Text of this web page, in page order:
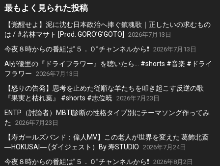
最もよく見られた投稿
【覚醒せよ】泥に沈む日本政治へ捧ぐ鎮魂歌｜正したいの求むもの
は / #若林マサト [Prod. GORO’G’GOTO]
2026年7月13日
今夜８時からの番組は”５．０”チャンネルから❗️ 2026年7月13日
AIが優里の『ドライフラワー』を聴いたら… #shorts #音楽 #ドライ
フラワー 2026年7月13日
【怒りの告発】思考を止めた従順な羊たちを叩き起こす反逆の歌
『果実と枯れ葉』 #shorts #志位暁 2026年7月23日
ENTP（討論者）MBTI診断の性格タイプ別にテーマソング作ってみ
た
2026年7月23日
【寿ガールズバンド：偉人MV】この老人が世界を変えた 葛飾北斎
―HOKUSAI― (ダイジェスト）By 寿STUDIO 2026年7月24日
今夜８時からの番組は”５．０”チャンネルから❗️ 2026年8月2日